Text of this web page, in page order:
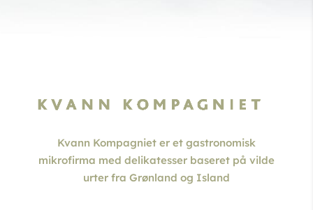
Kvann Kompagniet er et gastronomisk
mikrofirma med delikatesser baseret på vilde
urter fra Grønland og Island